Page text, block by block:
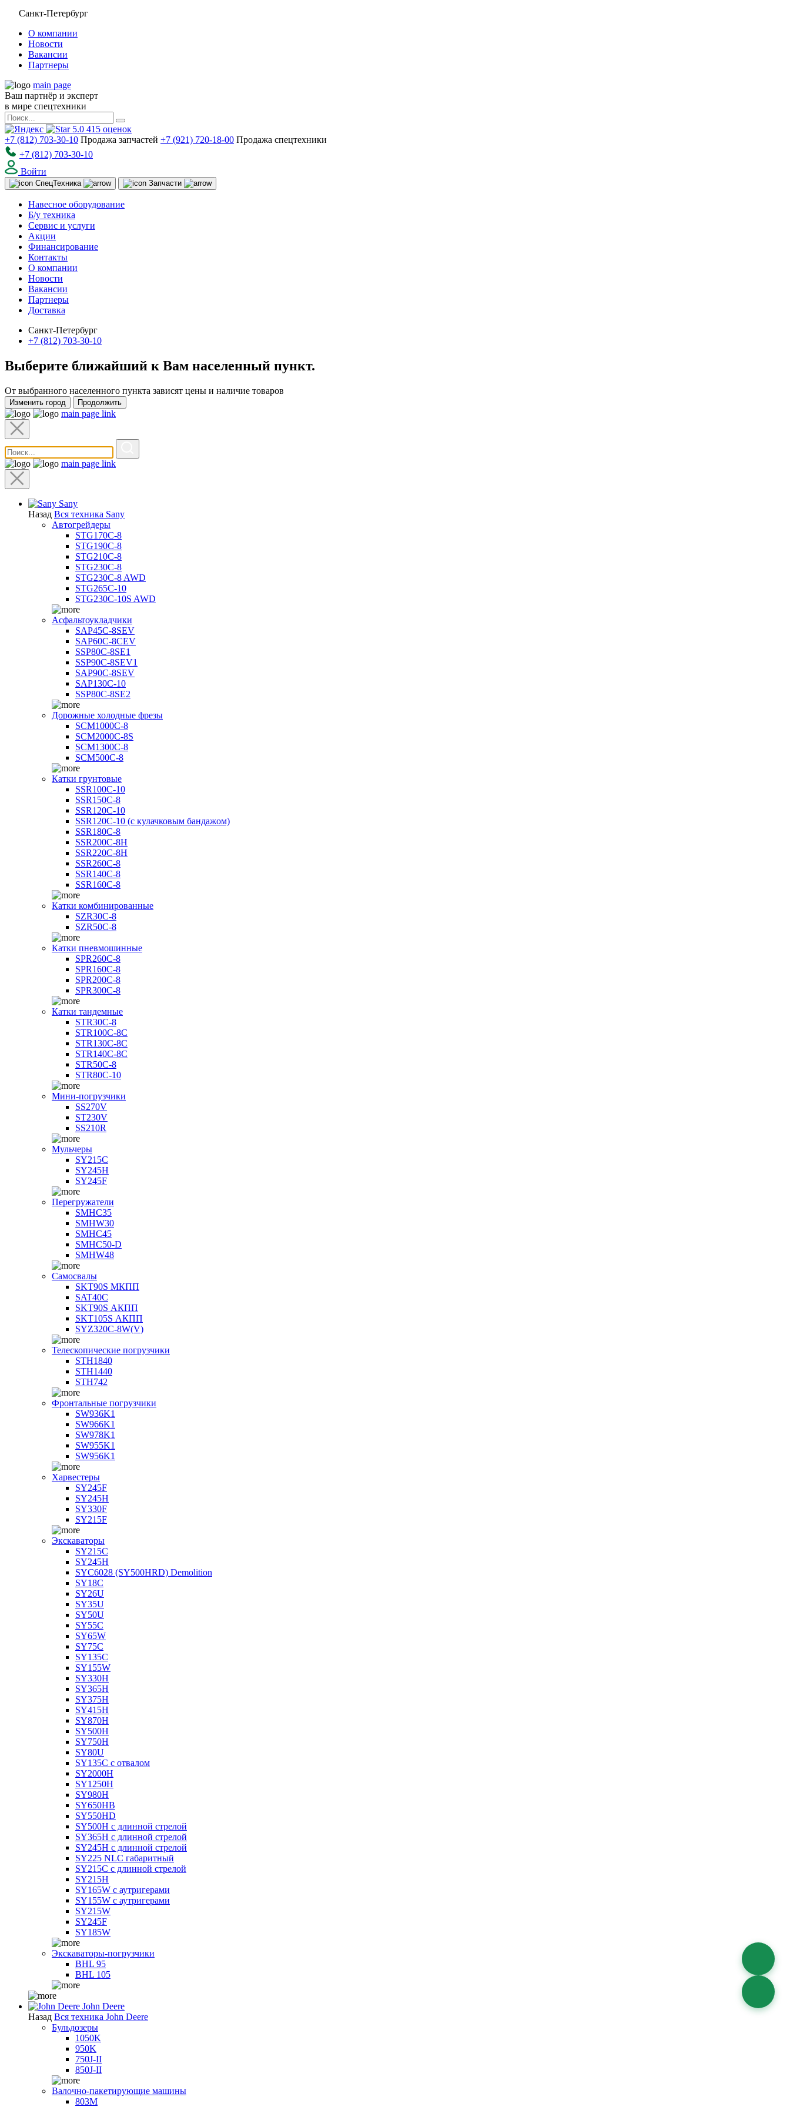
Санкт-Петербург
О компании
Новости
Вакансии
Партнеры
main page
Ваш партнёр и эксперт
в мире спецтехники
5.0 415 оценок
+7 (812) 703-30-10 Продажа запчастей +7 (921) 720-18-00 Продажа спецтехники
+7 (812) 703-30-10
Войти
СпецТехника Запчасти
Навесное оборудование
Б/у техника
Сервис и услуги
Акции
Финансирование
Контакты
О компании
Новости
Вакансии
Партнеры
Доставка
Санкт-Петербург
+7 (812) 703-30-10
Выберите ближайший к Вам населенный пункт.
От выбранного населенного пункта зависят цены и наличие товаров
Изменить город Продолжить
main page link
main page link
Sany
Назад Вся техника Sany
Автогрейдеры
STG170C-8
STG190C-8
STG210C-8
STG230C-8
STG230C-8 AWD
STG265C-10
STG230C-10S AWD
Асфальтоукладчики
SAP45С-8SEV
SAP60C-8CEV
SSP80C-8SE1
SSP90C-8SEV1
SAP90C-8SEV
SAP130C-10
SSP80C-8SE2
Дорожные холодные фрезы
SCM1000C-8
SCM2000C-8S
SCM1300C-8
SCM500C-8
Катки грунтовые
SSR100C-10
SSR150C-8
SSR120C-10
SSR120C-10 (с кулачковым бандажом)
SSR180C-8
SSR200C-8H
SSR220C-8H
SSR260C-8
SSR140C-8
SSR160C-8
Катки комбинированные
SZR30C-8
SZR50C-8
Катки пневмошинные
SPR260C-8
SPR160C-8
SPR200C-8
SPR300C-8
Катки тандемные
STR30C-8
STR100C-8С
STR130C-8С
STR140C-8С
STR50C-8
STR80C-10
Мини-погрузчики
SS270V
ST230V
SS210R
Мульчеры
SY215C
SY245H
SY245F
Перегружатели
SMHC35
SMHW30
SMHC45
SMHC50-D
SMHW48
Самосвалы
SKT90S МКПП
SAT40C
SKT90S АКПП
SKT105S АКПП
SYZ320C-8W(V)
Телескопические погрузчики
STH1840
STH1440
STH742
Фронтальные погрузчики
SW936K1
SW966K1
SW978K1
SW955K1
SW956K1
Харвестеры
SY245F
SY245H
SY330F
SY215F
Экскаваторы
SY215C
SY245H
SYC6028 (SY500HRD) Demolition
SY18C
SY26U
SY35U
SY50U
SY55C
SY65W
SY75C
SY135C
SY155W
SY330H
SY365H
SY375H
SY415H
SY870H
SY500H
SY750H
SY80U
SY135C с отвалом
SY2000H
SY1250H
SY980H
SY650HB
SY550HD
SY500H с длинной стрелой
SY365H с длинной стрелой
SY245H с длинной стрелой
SY225 NLC габаритный
SY215C с длинной стрелой
SY215H
SY165W с аутригерами
SY155W с аутригерами
SY215W
SY245F
SY185W
Экскаваторы-погрузчики
BHL 95
BHL 105
John Deere
Назад Вся техника John Deere
Бульдозеры
1050K
950K
750J-II
850J-II
Валочно-пакетирующие машины
803M